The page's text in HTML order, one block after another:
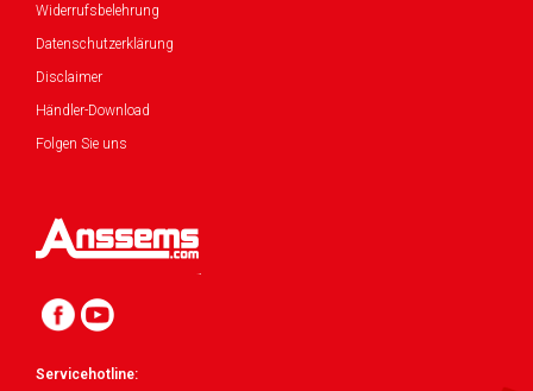
Widerrufsbelehrung
Datenschutzerklärung
Disclaimer
Händler-Download
Folgen Sie uns
Servicehotline: